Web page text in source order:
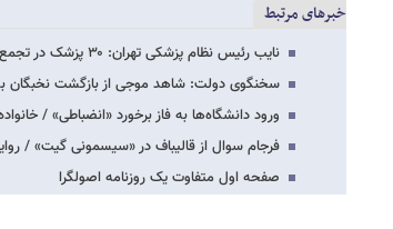
خبرهای مرتبط
نایب رئیس نظام پزشکی تهران: ۳۰ پزشک در تجمع چهارشنبه بازداشت شدند / بیشتر بازداشتی…
سخنگوی دولت: شاهد موجی از بازگشت نخبگان
ورود دانشگاه‌ها به فاز برخورد «انضباطی» /
فرجام سوال از قالیباف در «سیسمونی گیت» /
صفحه اول متفاوت یک روزنامه اصولگرا